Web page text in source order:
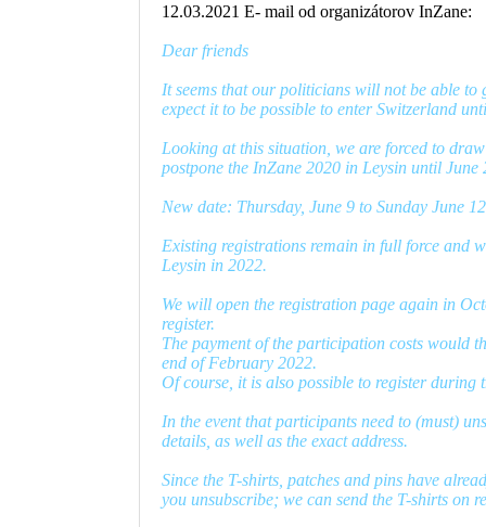
12.03.2021 E- mail od organizátorov InZane:
Dear friends
It seems that our politicians will not be able
expect it to be possible to enter Switzerland
Looking at this situation, we are forced to
postpone the InZane 2020 in Leysin until June
New date: Thursday, June 9 to Sunday June
Existing registrations remain in full force and
Leysin in 2022.
We will open the registration page again in
register.
The payment of the participation costs would
end of February 2022.
Of course, it is also possible to register during
In the event that participants need to (must)
details, as well as the exact address.
Since the T-shirts, patches and pins have
you unsubscribe; we can send the T-shirts on